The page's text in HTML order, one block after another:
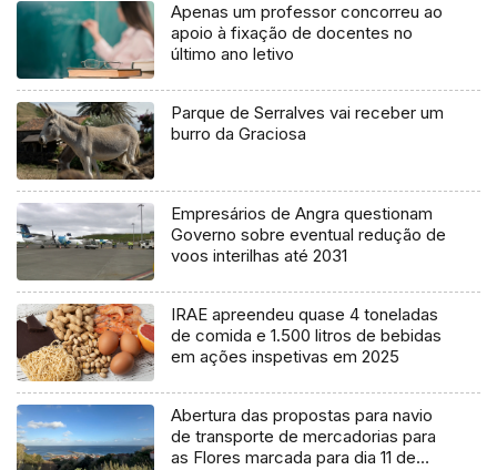
Apenas um professor concorreu ao
apoio à fixação de docentes no
último ano letivo
Parque de Serralves vai receber um
burro da Graciosa
Empresários de Angra questionam
Governo sobre eventual redução de
voos interilhas até 2031
IRAE apreendeu quase 4 toneladas
de comida e 1.500 litros de bebidas
em ações inspetivas em 2025
Abertura das propostas para navio
de transporte de mercadorias para
as Flores marcada para dia 11 de